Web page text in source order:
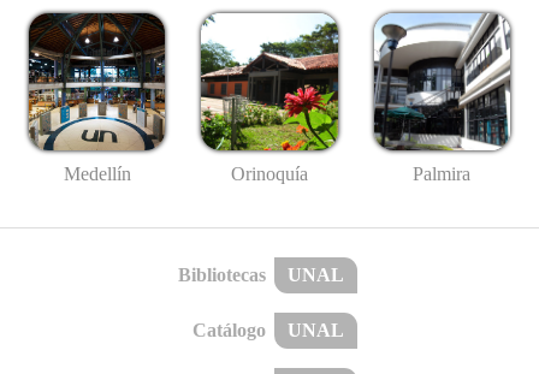
Medellín Orinoquía Palmira
Bibliotecas UNAL
Catálogo UNAL